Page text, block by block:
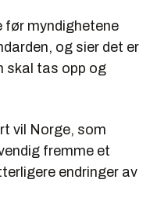
før myndighetene
og sier det er
skal tas opp og
vil Norge, som
fremme et
endringer av